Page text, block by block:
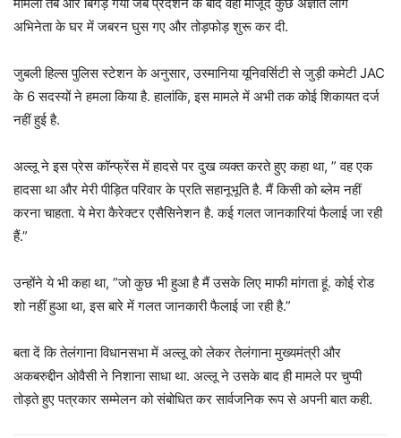
मामला तब और बिगड़ गया जब प्रदर्शन के बाद वहां मौजूद कुछ अज्ञात लोग
अभिनेता के घर में जबरन घुस गए और तोड़फोड़ शुरू कर दी.
जुबली हिल्स पुलिस स्टेशन के अनुसार, उस्मानिया यूनिवर्सिटी से जुड़ी कमेटी JAC
के 6 सदस्यों ने हमला किया है. हालांकि, इस मामले में अभी तक कोई शिकायत दर्ज
नहीं हुई है.
अल्लू ने इस प्रेस कॉन्फ्रेंस में हादसे पर दुख व्यक्त करते हुए कहा था, ” वह एक
हादसा था और मेरी पीड़ित परिवार के प्रति सहानूभूति है. मैं किसी को ब्लेम नहीं
करना चाहता. ये मेरा कैरेक्टर एसैसिनेशन है. कई गलत जानकारियां फैलाई जा रही
हैं.”
उन्होंने ये भी कहा था, ”जो कुछ भी हुआ है मैं उसके लिए माफी मांगता हूं. कोई रोड
शो नहीं हुआ था, इस बारे में गलत जानकारी फैलाई जा रही है.”
बता दें कि तेलंगाना विधानसभा में अल्लू को लेकर तेलंगाना मुख्यमंत्री और
अकबरुद्दीन ओवैसी ने निशाना साधा था. अल्लू ने उसके बाद ही मामले पर चुप्पी
तोड़ते हुए पत्रकार सम्मेलन को संबोधित कर सार्वजनिक रूप से अपनी बात कही.